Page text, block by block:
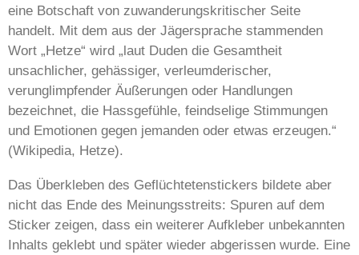
eine Botschaft von zuwanderungskritischer Seite
handelt. Mit dem aus der Jägersprache stammenden
Wort „Hetze“ wird „laut Duden die Gesamtheit
unsachlicher, gehässiger, verleumderischer,
verunglimpfender Äußerungen oder Handlungen
bezeichnet, die Hassgefühle, feindselige Stimmungen
und Emotionen gegen jemanden oder etwas erzeugen.“
(Wikipedia, Hetze).
Das Überkleben des Geflüchtetenstickers bildete aber
nicht das Ende des Meinungsstreits: Spuren auf dem
Sticker zeigen, dass ein weiterer Aufkleber unbekannten
Inhalts geklebt und später wieder abgerissen wurde. Eine